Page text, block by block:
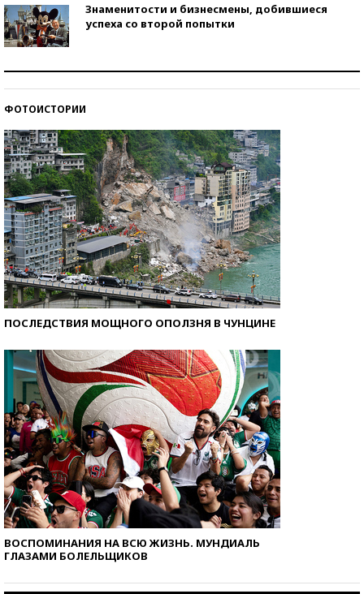
Знаменитости и бизнесмены, добившиеся
успеха со второй попытки
ФОТОИСТОРИИ
ПОСЛЕДСТВИЯ МОЩНОГО ОПОЛЗНЯ В ЧУНЦИНЕ
ВОСПОМИНАНИЯ НА ВСЮ ЖИЗНЬ. МУНДИАЛЬ
ГЛАЗАМИ БОЛЕЛЬЩИКОВ